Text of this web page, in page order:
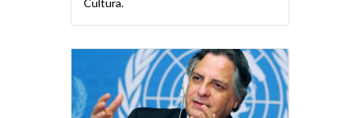
Cultura.